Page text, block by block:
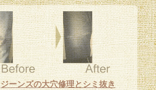
ジーンズの大穴修理とシミ抜き